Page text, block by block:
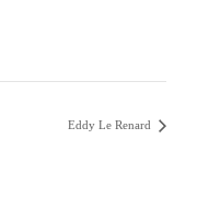
Eddy Le Renard